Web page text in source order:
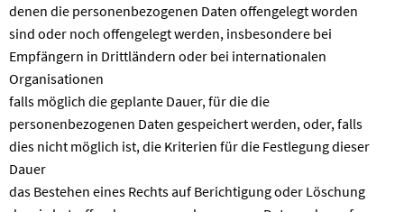
denen die personenbezogenen Daten offengelegt worden
sind oder noch offengelegt werden, insbesondere bei
Empfängern in Drittländern oder bei internationalen
Organisationen
falls möglich die geplante Dauer, für die die
personenbezogenen Daten gespeichert werden, oder, falls
dies nicht möglich ist, die Kriterien für die Festlegung dieser
Dauer
das Bestehen eines Rechts auf Berichtigung oder Löschung